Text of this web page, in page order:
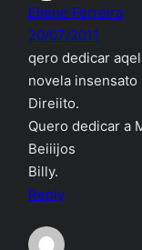
Eliene Ferreira
20/07/2011
qero dedicar
novela insensato
Direiito.
Quero dedicar a
Beiiijos
Billy.
Reply